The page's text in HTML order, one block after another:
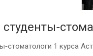
стоматологи 1 курса